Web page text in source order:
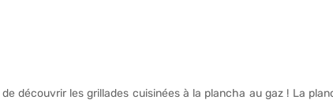
découvrir les grillades cuisinées à la plancha au gaz ! La